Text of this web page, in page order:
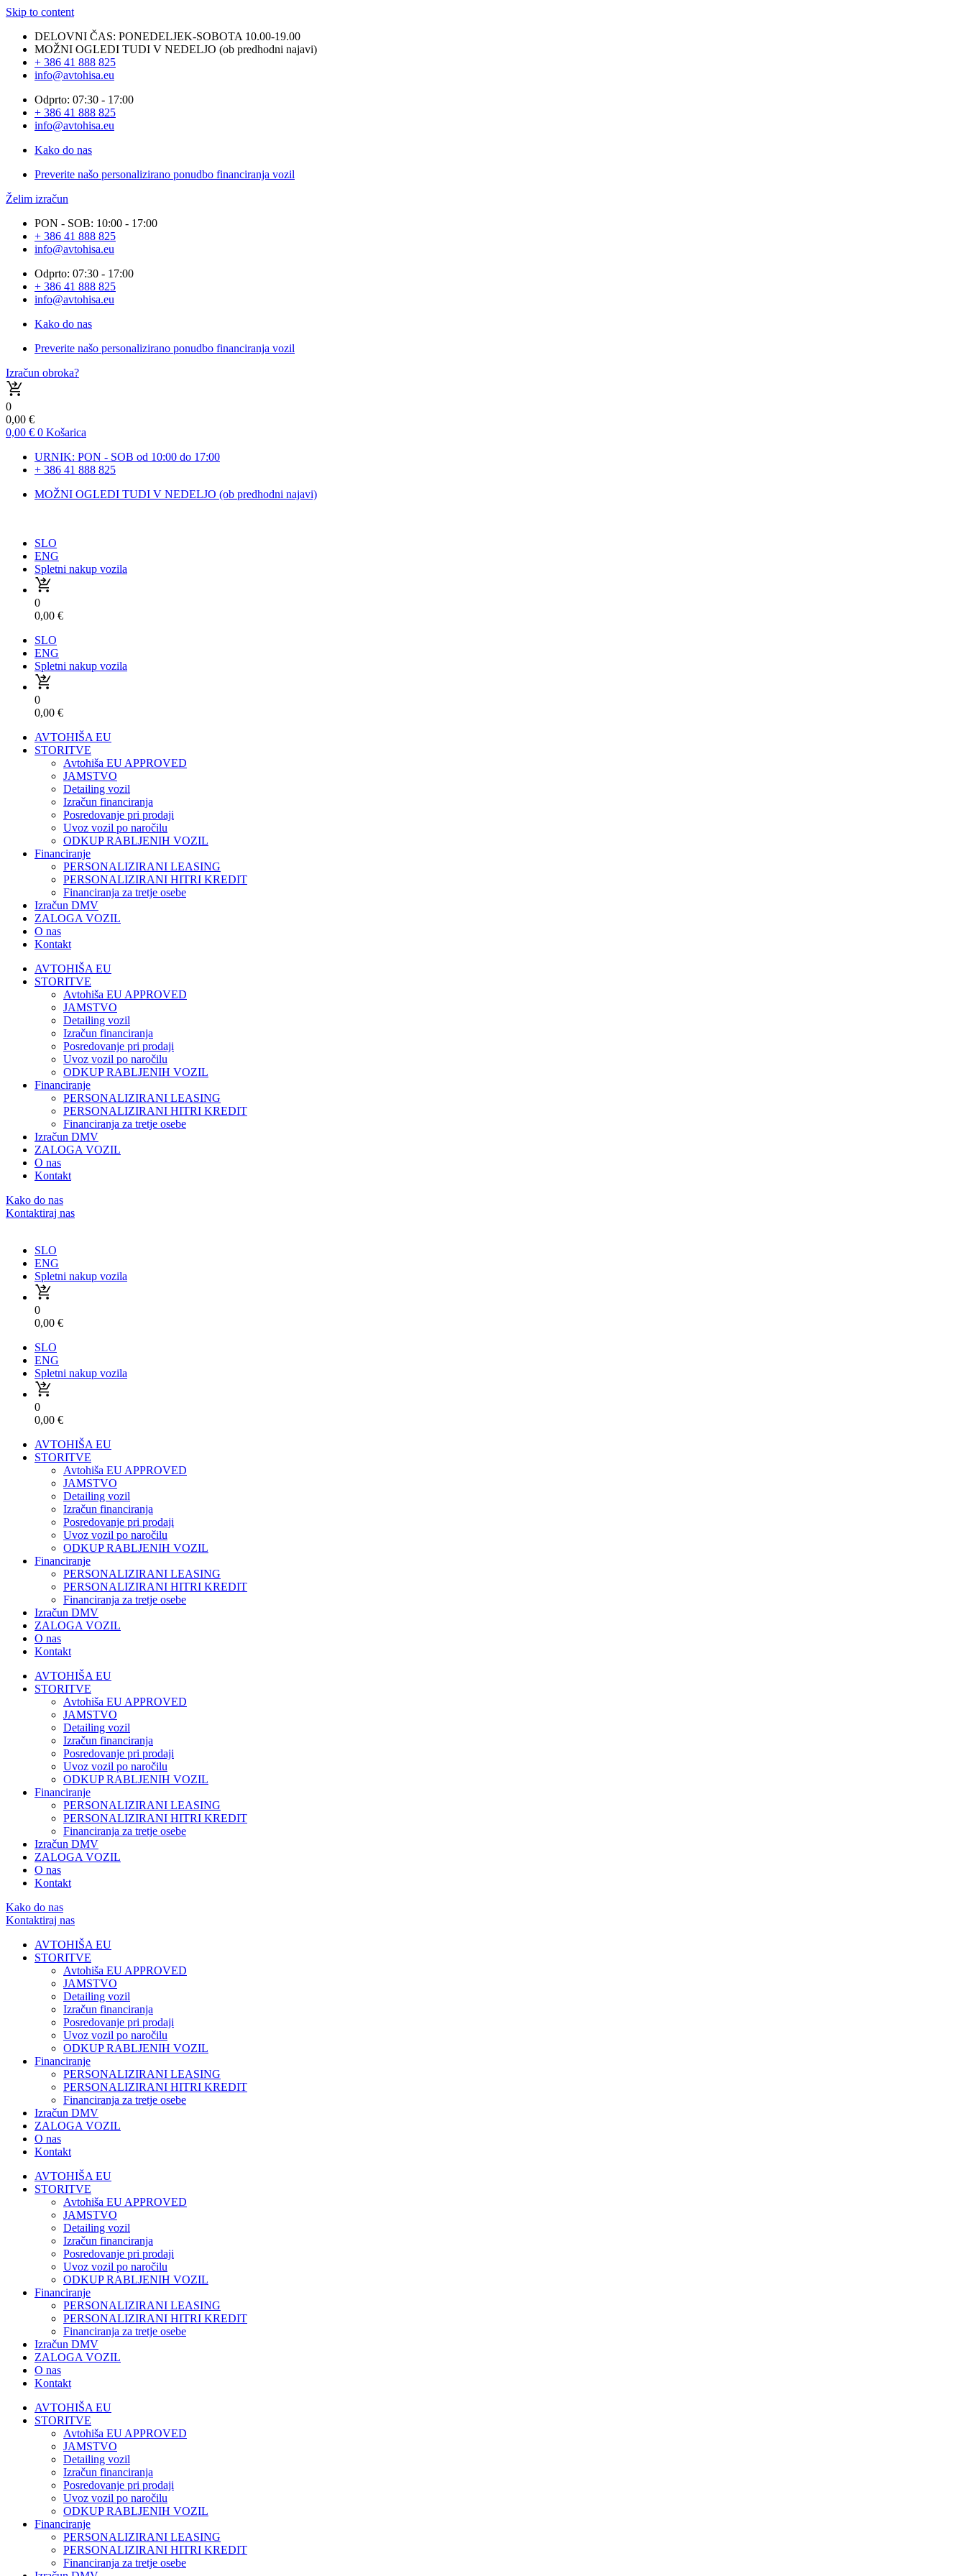
Skip to content
DELOVNI ČAS: PONEDELJEK-SOBOTA 10.00-19.00
MOŽNI OGLEDI TUDI V NEDELJO (ob predhodni najavi)
+ 386 41 888 825
info@avtohisa.eu
Odprto: 07:30 - 17:00
+ 386 41 888 825
info@avtohisa.eu
Kako do nas
Preverite našo personalizirano ponudbo financiranja vozil
Želim izračun
PON - SOB: 10:00 - 17:00
+ 386 41 888 825
info@avtohisa.eu
Odprto: 07:30 - 17:00
+ 386 41 888 825
info@avtohisa.eu
Kako do nas
Preverite našo personalizirano ponudbo financiranja vozil
Izračun obroka?
0
0,00 €
0,00 € 0 Košarica
URNIK: PON - SOB od 10:00 do 17:00
+ 386 41 888 825
MOŽNI OGLEDI TUDI V NEDELJO (ob predhodni najavi)
SLO
ENG
Spletni nakup vozila
0
0,00 €
SLO
ENG
Spletni nakup vozila
0
0,00 €
AVTOHIŠA EU
STORITVE
Avtohiša EU APPROVED
JAMSTVO
Detailing vozil
Izračun financiranja
Posredovanje pri prodaji
Uvoz vozil po naročilu
ODKUP RABLJENIH VOZIL
Financiranje
PERSONALIZIRANI LEASING
PERSONALIZIRANI HITRI KREDIT
Financiranja za tretje osebe
Izračun DMV
ZALOGA VOZIL
O nas
Kontakt
AVTOHIŠA EU
STORITVE
Avtohiša EU APPROVED
JAMSTVO
Detailing vozil
Izračun financiranja
Posredovanje pri prodaji
Uvoz vozil po naročilu
ODKUP RABLJENIH VOZIL
Financiranje
PERSONALIZIRANI LEASING
PERSONALIZIRANI HITRI KREDIT
Financiranja za tretje osebe
Izračun DMV
ZALOGA VOZIL
O nas
Kontakt
Kako do nas
Kontaktiraj nas
SLO
ENG
Spletni nakup vozila
0
0,00 €
SLO
ENG
Spletni nakup vozila
0
0,00 €
AVTOHIŠA EU
STORITVE
Avtohiša EU APPROVED
JAMSTVO
Detailing vozil
Izračun financiranja
Posredovanje pri prodaji
Uvoz vozil po naročilu
ODKUP RABLJENIH VOZIL
Financiranje
PERSONALIZIRANI LEASING
PERSONALIZIRANI HITRI KREDIT
Financiranja za tretje osebe
Izračun DMV
ZALOGA VOZIL
O nas
Kontakt
AVTOHIŠA EU
STORITVE
Avtohiša EU APPROVED
JAMSTVO
Detailing vozil
Izračun financiranja
Posredovanje pri prodaji
Uvoz vozil po naročilu
ODKUP RABLJENIH VOZIL
Financiranje
PERSONALIZIRANI LEASING
PERSONALIZIRANI HITRI KREDIT
Financiranja za tretje osebe
Izračun DMV
ZALOGA VOZIL
O nas
Kontakt
Kako do nas
Kontaktiraj nas
AVTOHIŠA EU
STORITVE
Avtohiša EU APPROVED
JAMSTVO
Detailing vozil
Izračun financiranja
Posredovanje pri prodaji
Uvoz vozil po naročilu
ODKUP RABLJENIH VOZIL
Financiranje
PERSONALIZIRANI LEASING
PERSONALIZIRANI HITRI KREDIT
Financiranja za tretje osebe
Izračun DMV
ZALOGA VOZIL
O nas
Kontakt
AVTOHIŠA EU
STORITVE
Avtohiša EU APPROVED
JAMSTVO
Detailing vozil
Izračun financiranja
Posredovanje pri prodaji
Uvoz vozil po naročilu
ODKUP RABLJENIH VOZIL
Financiranje
PERSONALIZIRANI LEASING
PERSONALIZIRANI HITRI KREDIT
Financiranja za tretje osebe
Izračun DMV
ZALOGA VOZIL
O nas
Kontakt
AVTOHIŠA EU
STORITVE
Avtohiša EU APPROVED
JAMSTVO
Detailing vozil
Izračun financiranja
Posredovanje pri prodaji
Uvoz vozil po naročilu
ODKUP RABLJENIH VOZIL
Financiranje
PERSONALIZIRANI LEASING
PERSONALIZIRANI HITRI KREDIT
Financiranja za tretje osebe